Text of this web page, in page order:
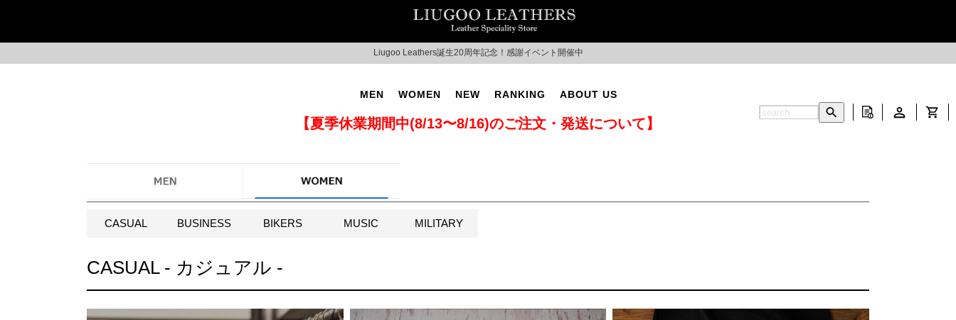
Liugoo Leathers誕生20周年記念！感謝イベント開催中
MEN
MOTORCYCLE ▶ RUGGED CASUAL ▶ MILITARY ▶ LEATHER COAT ▶ SPECIAL COLLECTION ▶ LEATHER CARE ▶
WOMEN NEW RANKING ABOUT US
【夏季休業期間中(8/13〜8/16)のご注文・発送について】
CASUAL BUSINESS BIKERS MUSIC MILITARY
CASUAL - カジュアル -